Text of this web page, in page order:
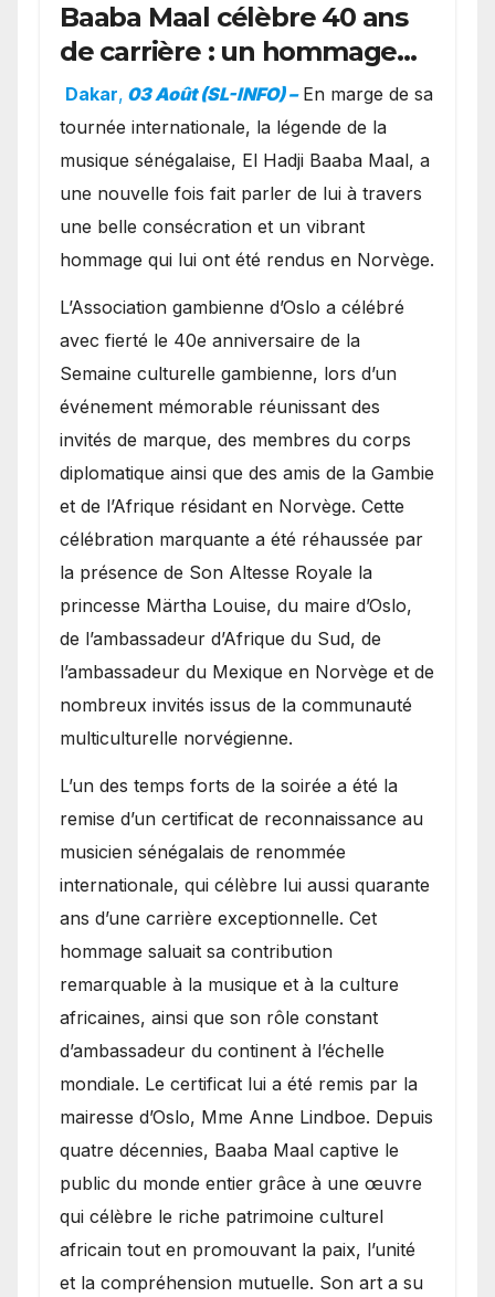
Baaba Maal célèbre 40 ans
de carrière : un hommage
exceptionnel à Oslo en
présence de la famille
royale.
Dakar, 03 Août (SL-INFO) – ​En marge de sa
tournée internationale, la légende de la
musique sénégalaise, El Hadji Baaba Maal, a
une nouvelle fois fait parler de lui à travers
une belle consécration et un vibrant
hommage qui lui ont été rendus en Norvège.
​L’Association gambienne d’Oslo a célébré
avec fierté le 40e anniversaire de la
Semaine culturelle gambienne, lors d’un
événement mémorable réunissant des
invités de marque, des membres du corps
diplomatique ainsi que des amis de la Gambie
et de l’Afrique résidant en Norvège. Cette
célébration marquante a été réhaussée par
la présence de Son Altesse Royale la
princesse Märtha Louise, du maire d’Oslo,
de l’ambassadeur d’Afrique du Sud, de
l’ambassadeur du Mexique en Norvège et de
nombreux invités issus de la communauté
multiculturelle norvégienne.
​L’un des temps forts de la soirée a été la
remise d’un certificat de reconnaissance au
musicien sénégalais de renommée
internationale, qui célèbre lui aussi quarante
ans d’une carrière exceptionnelle. Cet
hommage saluait sa contribution
remarquable à la musique et à la culture
africaines, ainsi que son rôle constant
d’ambassadeur du continent à l’échelle
mondiale. Le certificat lui a été remis par la
mairesse d’Oslo, Mme Anne Lindboe. Depuis
quatre décennies, Baaba Maal captive le
public du monde entier grâce à une œuvre
qui célèbre le riche patrimoine culturel
africain tout en promouvant la paix, l’unité
et la compréhension mutuelle. Son art a su